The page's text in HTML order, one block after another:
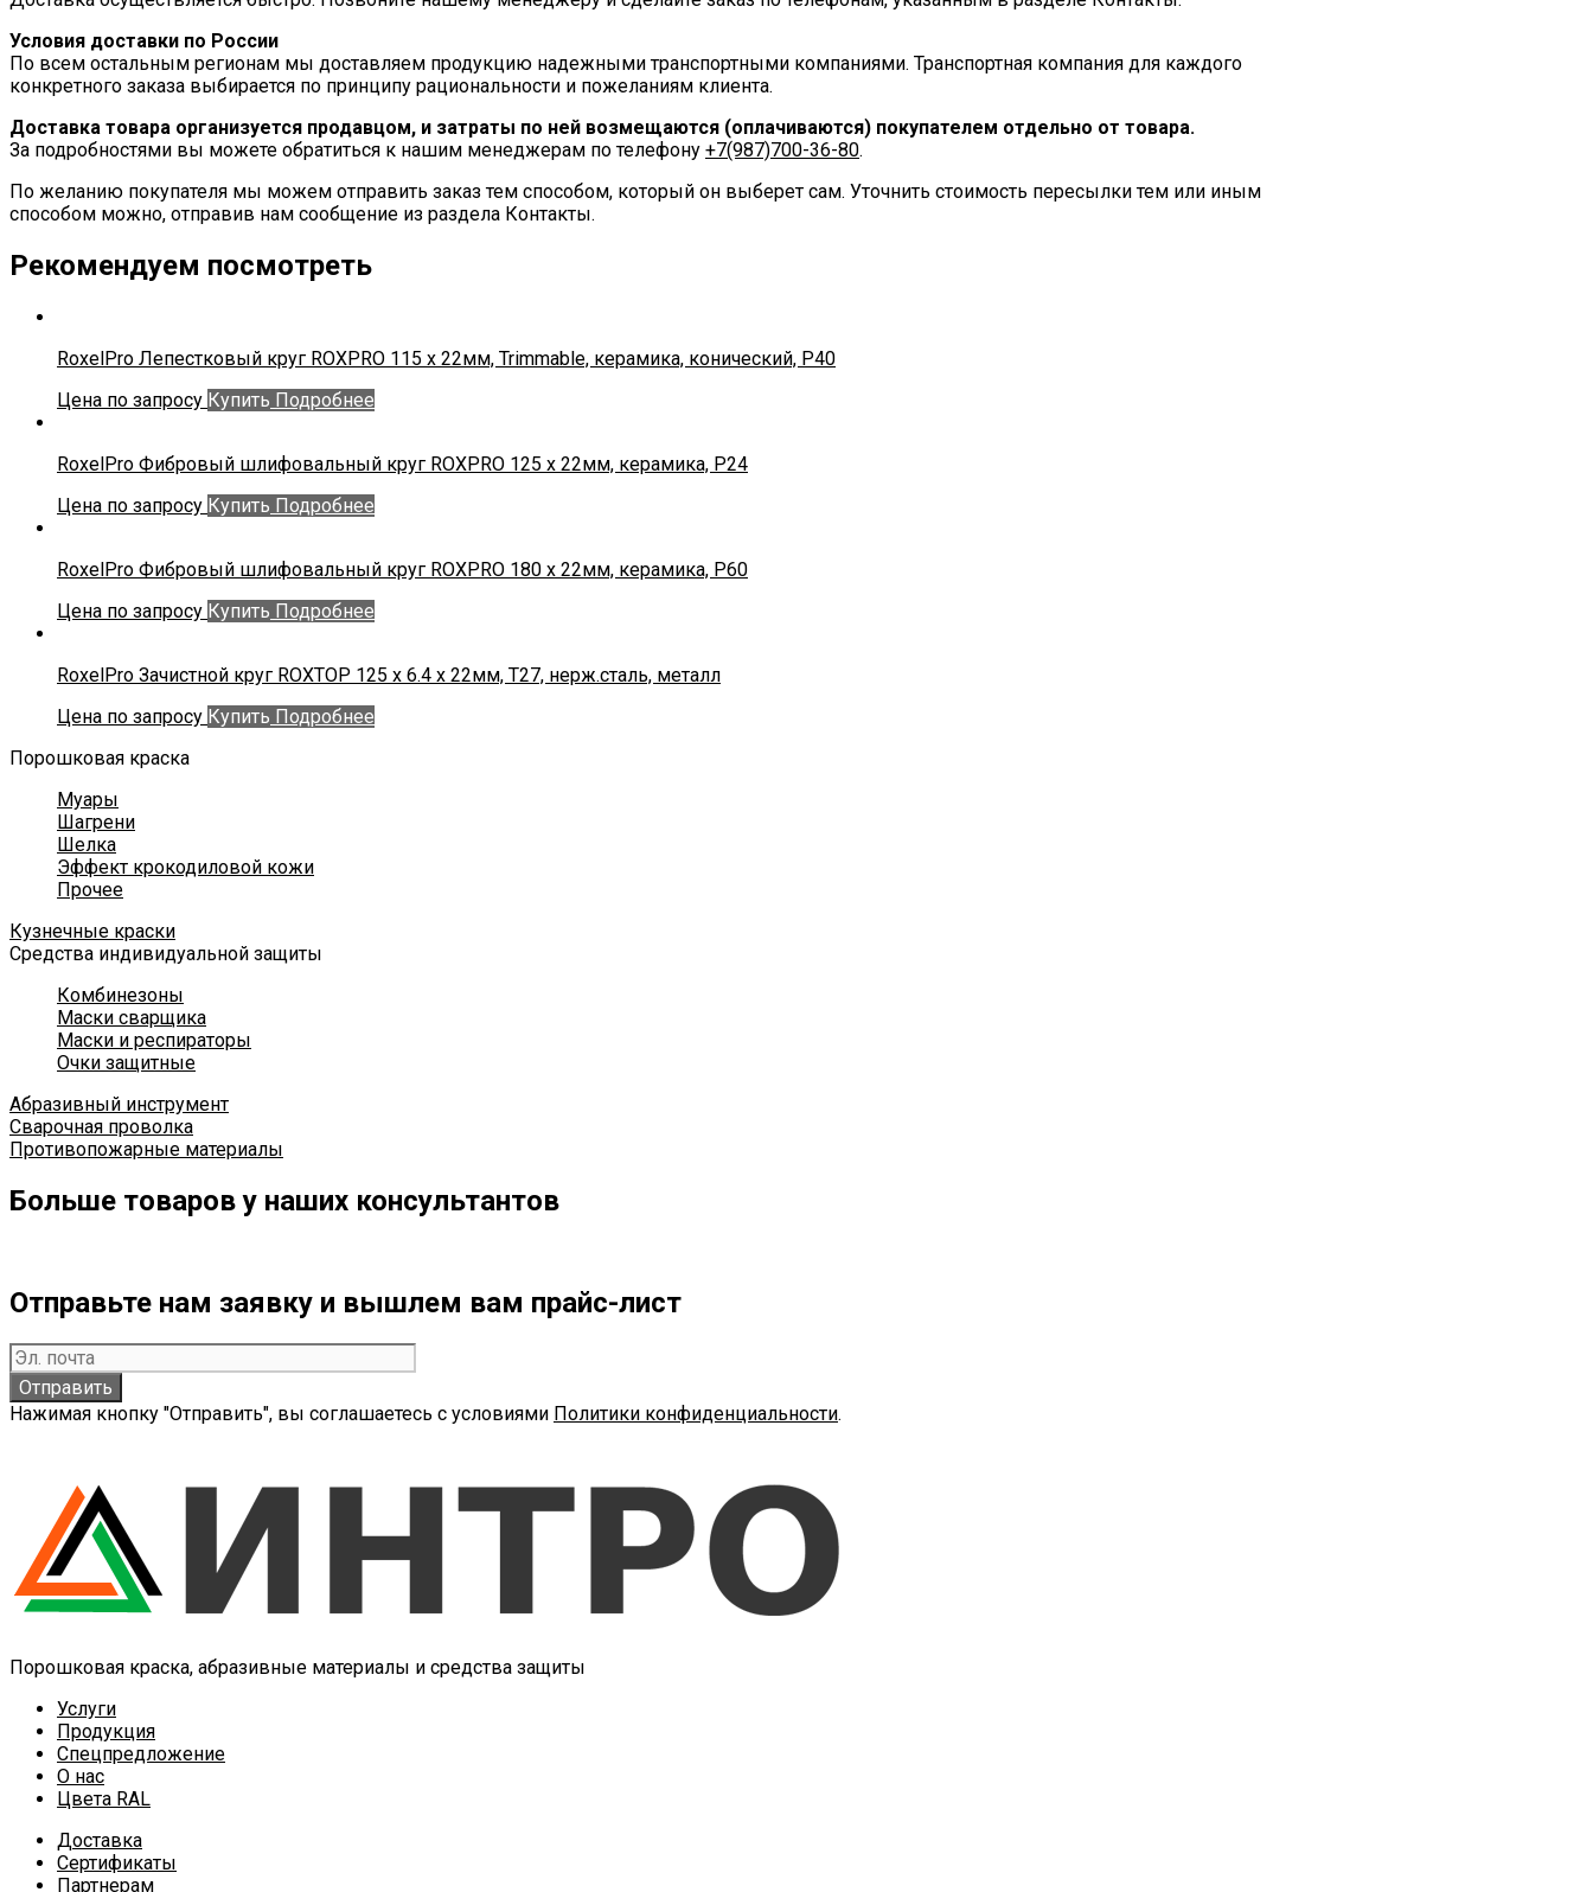
Условия доставки по России
По всем остальным регионам мы доставляем продукцию надежными транспортными компаниями. Транспортная компания для каждого
конкретного заказа выбирается по принципу рациональности и пожеланиям клиента.
Доставка товара организуется продавцом, и затраты по ней возмещаются (оплачиваются) покупателем отдельно от товара.
За подробностями вы можете обратиться к нашим менеджерам по телефону +7(987)700-36-80.
По желанию покупателя мы можем отправить заказ тем способом, который он выберет сам. Уточнить стоимость пересылки тем или иным
способом можно, отправив нам сообщение из раздела Контакты.
Рекомендуем посмотреть
RoxelPro Лепестковый круг ROXPRO 115 х 22мм, Trimmable, керамика, конический, Р40
Цена по запросу Купить Подробнее
RoxelPro Фибровый шлифовальный круг ROXPRO 125 х 22мм, керамика, Р24
Цена по запросу Купить Подробнее
RoxelPro Фибровый шлифовальный круг ROXPRO 180 х 22мм, керамика, Р60
Цена по запросу Купить Подробнее
RoxelPro Зачистной круг ROXTOP 125 x 6.4 x 22мм, Т27, нерж.сталь, металл
Цена по запросу Купить Подробнее
Порошковая краска
Муары
Шагрени
Шелка
Эффект крокодиловой кожи
Прочее
Кузнечные краски
Средства индивидуальной защиты
Комбинезоны
Маски сварщика
Маски и респираторы
Очки защитные
Абразивный инструмент
Сварочная проволка
Противопожарные материалы
Больше товаров у наших консультантов
Отправьте нам заявку и вышлем вам прайс-лист
Нажимая кнопку "Отправить", вы соглашаетесь с условиями Политики конфиденциальности.
Порошковая краска, абразивные материалы и средства защиты
Услуги
Продукция
Спецпредложение
О нас
Цвета RAL
Доставка
Сертификаты
Партнерам